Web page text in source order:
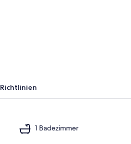
Richtlinien
1 Badezimmer